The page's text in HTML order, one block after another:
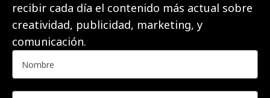
recibir cada día el contenido más actual sobre
creatividad, publicidad, marketing, y
comunicación.